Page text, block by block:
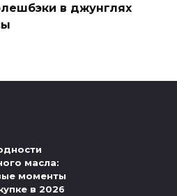
в джунглях
масла:
моменты
в 2026